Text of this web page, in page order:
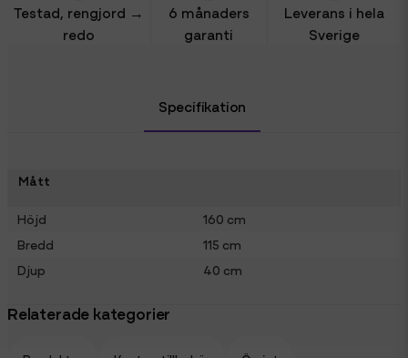
Testad, rengjord →
redo
6 månaders
garanti
Leverans i hela
Sverige
Specifikation
Mått
Höjd
160 cm
Bredd
115 cm
Djup
40 cm
Relaterade kategorier